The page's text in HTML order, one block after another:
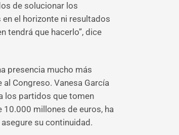
de solucionar los
el horizonte ni resultados
tendrá que hacerlo”, dice
presencia mucho más
Congreso. Vanesa García
los partidos que tomen
millones de euros, ha
su continuidad.